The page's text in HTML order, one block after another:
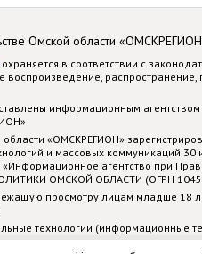
Омской области
, охраняется в соответствии с
информационным
«ОМСКРЕГИОН»
и массовых коммуникаций 30
агентство при
ОМСКОЙ ОБЛАСТИ (ОГРН
просмотру лицам младше 18
технологии (информационные
и анализа сведений,